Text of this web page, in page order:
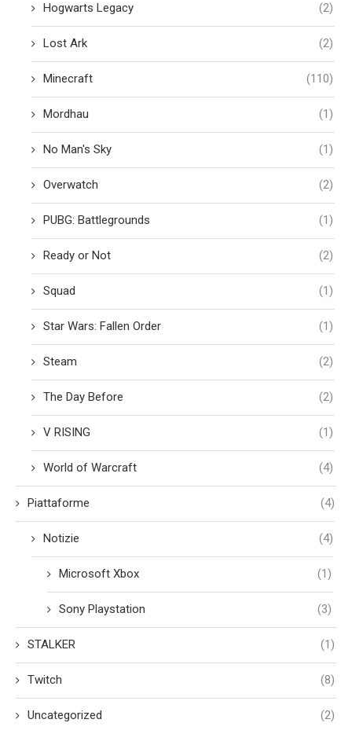
Hogwarts Legacy (2)
Lost Ark (2)
Minecraft (110)
Mordhau (1)
No Man's Sky (1)
Overwatch (2)
PUBG: Battlegrounds (1)
Ready or Not (2)
Squad (1)
Star Wars: Fallen Order (1)
Steam (2)
The Day Before (2)
V RISING (1)
World of Warcraft (4)
Piattaforme (4)
Notizie (4)
Microsoft Xbox (1)
Sony Playstation (3)
STALKER (1)
Twitch (8)
Uncategorized (2)